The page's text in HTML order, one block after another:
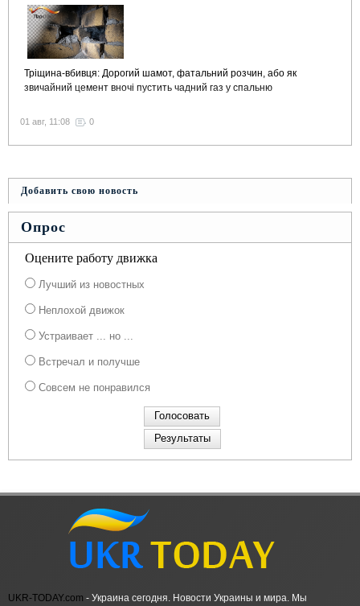
Тріщина-вбивця: Дорогий шамот, фатальний розчин, або як
звичайний цемент вночі пустить чадний газ у спальню
01 авг, 11:08 0
Добавить свою новость
Опрос
Оцените работу движка
Лучший из новостных
Неплохой движок
Устраивает ... но ...
Встречал и получше
Совсем не понравился
UKR-TODAY.com - Украина сегодня. Новости Украины и мира. Мы